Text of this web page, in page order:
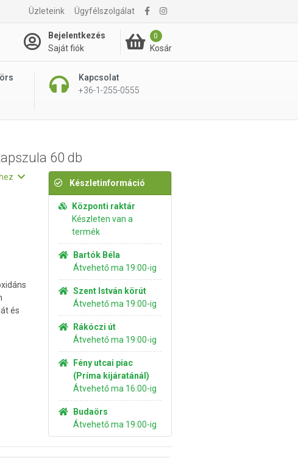
Üzleteink Ügyfélszolgálat
Bejelentkezés
Saját fiók
0
Kosár
Kapcsolat
+36-1-255-0555
3 710 Ft Kosárba rakom
60 db
és
Készletinformáció
Központi raktár
Készleten van a
termék
Bartók Béla
Átvehető ma 19:00-ig
Szent István körút
Átvehető ma 19:00-ig
Rákóczi út
Átvehető ma 19:00-ig
Fény utcai piac
(Príma kijáratánál)
Átvehető ma 16:00-ig
Budaörs
Átvehető ma 19:00-ig